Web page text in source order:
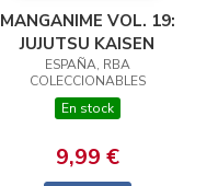
MANGANIME VOL. 19:
JUJUTSU KAISEN
ESPAÑA, RBA
COLECCIONABLES
En stock
9,99 €